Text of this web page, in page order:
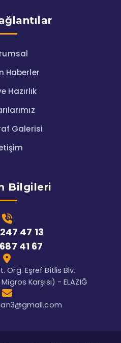
Haberler
Hazırlık
Galerisi
Bilgileri
47 13
41 67
Org. Eşref Bitlis Blv.
Karşısı) - ELAZIĞ